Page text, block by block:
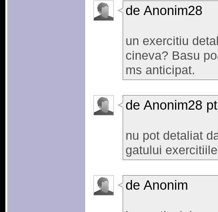
de Anonim28
un exercitiu
cineva? Basu
ms anticipat.
de Anonim28
nu pot detaliat
gatului
de Anonim